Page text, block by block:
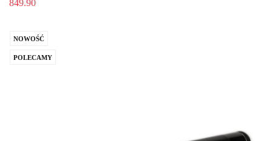
849.90
NOWOŚĆ
POLECAMY